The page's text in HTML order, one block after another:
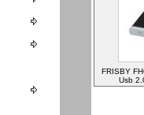
FRISBY
Usb